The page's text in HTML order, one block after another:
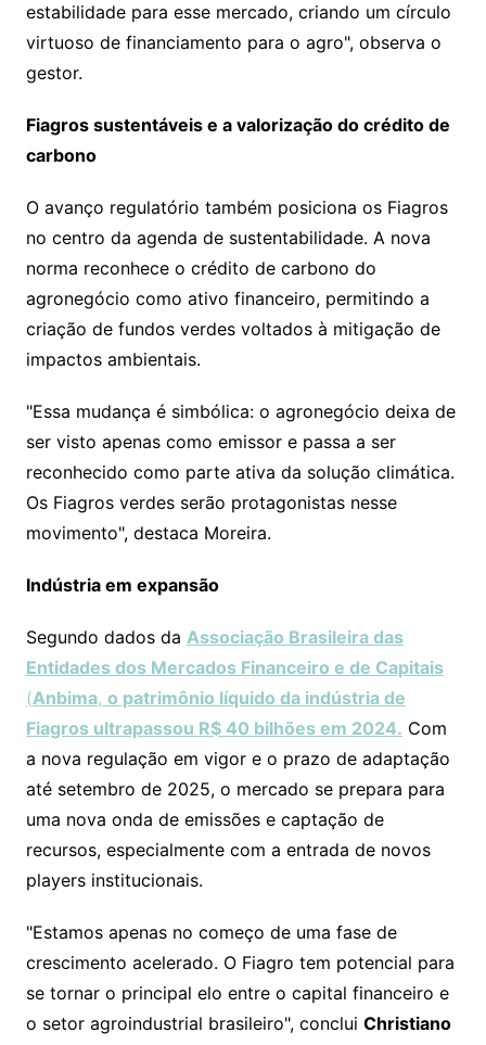
estabilidade para esse mercado, criando um círculo
virtuoso de financiamento para o agro", observa o
gestor.
Fiagros sustentáveis e a valorização do crédito de
carbono
O avanço regulatório também posiciona os Fiagros
no centro da agenda de sustentabilidade. A nova
norma reconhece o crédito de carbono do
agronegócio como ativo financeiro, permitindo a
criação de fundos verdes voltados à mitigação de
impactos ambientais.
"Essa mudança é simbólica: o agronegócio deixa de
ser visto apenas como emissor e passa a ser
reconhecido como parte ativa da solução climática.
Os Fiagros verdes serão protagonistas nesse
movimento", destaca Moreira.
Indústria em expansão
Segundo dados da Associação Brasileira das
Entidades dos Mercados Financeiro e de Capitais
(Anbima, o patrimônio líquido da indústria de
Fiagros ultrapassou R$ 40 bilhões em 2024. Com
a nova regulação em vigor e o prazo de adaptação
até setembro de 2025, o mercado se prepara para
uma nova onda de emissões e captação de
recursos, especialmente com a entrada de novos
players institucionais.
"Estamos apenas no começo de uma fase de
crescimento acelerado. O Fiagro tem potencial para
se tornar o principal elo entre o capital financeiro e
o setor agroindustrial brasileiro", conclui Christiano